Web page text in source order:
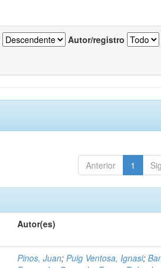
Autor/registro
Anterior 1
Autor(es)
Pinos, Juan;Puig Ventosa, Ignasi;